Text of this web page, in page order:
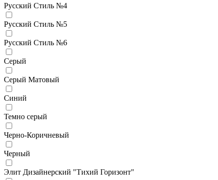
Русский Стиль №4
Русский Стиль №5
Русский Стиль №6
Серый
Серый Матовый
Синий
Темно серый
Черно-Коричневый
Черный
Элит Дизайнерский "Тихий Горизонт"